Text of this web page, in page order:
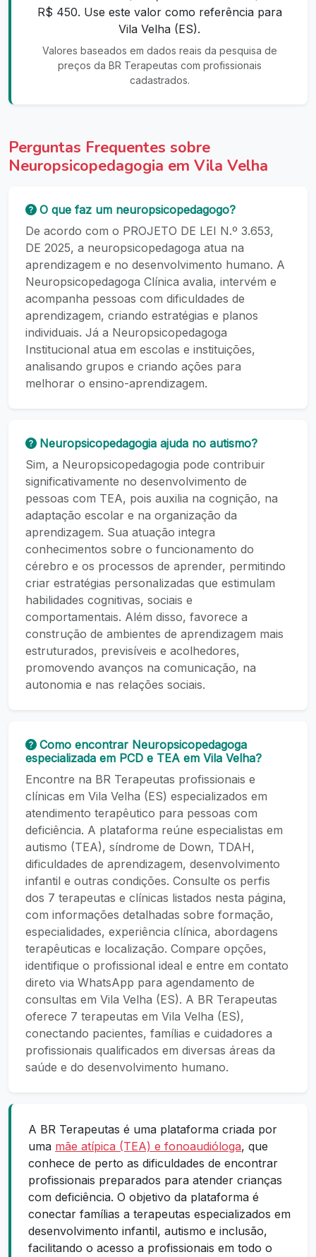
R$ 450. Use este valor como referência para
Vila Velha (ES).
Valores baseados em dados reais da pesquisa de
preços da BR Terapeutas com profissionais
cadastrados.
Perguntas Frequentes sobre
Neuropsicopedagogia em Vila Velha
O que faz um neuropsicopedagogo?
De acordo com o PROJETO DE LEI N.º 3.653,
DE 2025, a neuropsicopedagoga atua na
aprendizagem e no desenvolvimento humano. A
Neuropsicopedagoga Clínica avalia, intervém e
acompanha pessoas com dificuldades de
aprendizagem, criando estratégias e planos
individuais. Já a Neuropsicopedagoga
Institucional atua em escolas e instituições,
analisando grupos e criando ações para
melhorar o ensino-aprendizagem.
Neuropsicopedagogia ajuda no autismo?
Sim, a Neuropsicopedagogia pode contribuir
significativamente no desenvolvimento de
pessoas com TEA, pois auxilia na cognição, na
adaptação escolar e na organização da
aprendizagem. Sua atuação integra
conhecimentos sobre o funcionamento do
cérebro e os processos de aprender, permitindo
criar estratégias personalizadas que estimulam
habilidades cognitivas, sociais e
comportamentais. Além disso, favorece a
construção de ambientes de aprendizagem mais
estruturados, previsíveis e acolhedores,
promovendo avanços na comunicação, na
autonomia e nas relações sociais.
Como encontrar Neuropsicopedagoga
especializada em PCD e TEA em Vila Velha?
Encontre na BR Terapeutas profissionais e
clínicas em Vila Velha (ES) especializados em
atendimento terapêutico para pessoas com
deficiência. A plataforma reúne especialistas em
autismo (TEA), síndrome de Down, TDAH,
dificuldades de aprendizagem, desenvolvimento
infantil e outras condições. Consulte os perfis
dos 7 terapeutas e clínicas listados nesta página,
com informações detalhadas sobre formação,
especialidades, experiência clínica, abordagens
terapêuticas e localização. Compare opções,
identifique o profissional ideal e entre em contato
direto via WhatsApp para agendamento de
consultas em Vila Velha (ES). A BR Terapeutas
oferece 7 terapeutas em Vila Velha (ES),
conectando pacientes, famílias e cuidadores a
profissionais qualificados em diversas áreas da
saúde e do desenvolvimento humano.
A BR Terapeutas é uma plataforma criada por
uma mãe atípica (TEA) e fonoaudióloga, que
conhece de perto as dificuldades de encontrar
profissionais preparados para atender crianças
com deficiência. O objetivo da plataforma é
conectar famílias a terapeutas especializados em
desenvolvimento infantil, autismo e inclusão,
facilitando o acesso a profissionais em todo o